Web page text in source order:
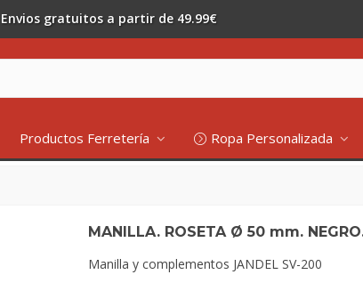
Envios gratuitos a partir de 49.99€
Productos Ferretería Ropa Personalizada
MANILLA. ROSETA Ø 50 mm.
Manilla y complementos JANDEL SV-200